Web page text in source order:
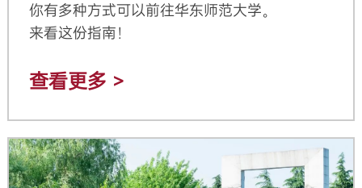
你有多种方式可以前往华东师范大学。
来看这份指南！
查看更多 >